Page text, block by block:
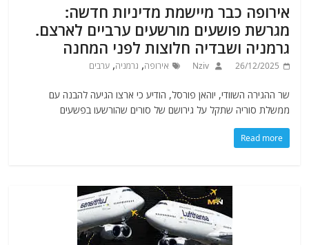
אירופה כבר מיישמת מדיניות חדשה:
מגרשת פושעים מורשעים ערביים לארצם.
גרמניה ושבדיה חלוצות לפני המחנה
26/12/2025
Nziv אירופה, גרמניה,ערבים
שר ההגירה השוודי, יוהאן פורסל, הודיע ​​כי ארצו הגיעה להבנה עם
ממשלת סוריה שתקל על גירושם של סורים שהורשעו בפשעים
Read more